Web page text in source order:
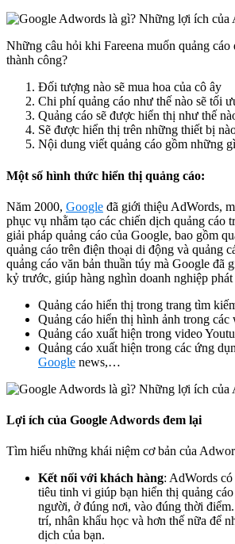
Những câu hỏi khi Fareena muốn quảng
thành công?
Đối tượng nào sẽ mua hoa của cô ây
Chi phí quảng cáo như thế nào sẽ tối
Quảng cáo sẽ được hiển thị như thế
Sẽ được hiển thị trên những thiết bị
Nội dung viết quảng cáo gồm những
Một số hình thức hiển thị quảng cáo:
Năm 2000, Google đã giới thiệu AdWords,
phục vụ nhằm tạo các chiến dịch quảng cáo
giải pháp quảng cáo của Google, bao gồm
quảng cáo trên điện thoại di động và quảng
quảng cáo văn bản thuần túy mà Google đã
kỷ trước, giúp hàng nghìn doanh nghiệp
Quảng cáo hiển thị trong trang tìm
Quảng cáo hiển thị hình ảnh trong các
Quảng cáo xuất hiện trong video
Quảng cáo xuất hiện trong các ứng
Google news,…
Lợi ích của Google Adwords đem lại
Tìm hiểu những khái niệm cơ bản của
Kết nối với khách hàng: AdWords
tiêu tinh vi giúp bạn hiển thị quảng
người, ở đúng nơi, vào đúng thời
trí, nhân khẩu học và hơn thế nữa để
dịch của bạn.